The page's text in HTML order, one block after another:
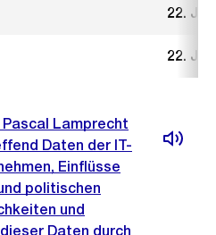
22.
22.
Lamprecht
Daten der IT-
Einflüsse
politischen
und
Daten durch